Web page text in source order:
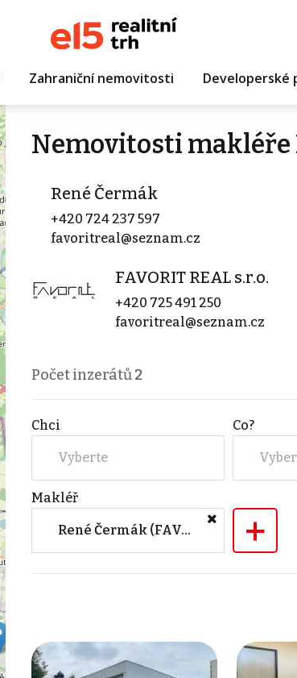
Zahraniční nemovitosti Developerské
Nemovitosti makléře
René Čermák
+420 724 237 597
favoritreal@seznam.cz
FAVORIT REAL s.r.o.
+420 725 491 250
favoritreal@seznam.cz
Počet inzerátů2
Chci
Vyberte
Co?
Makléř
René Čermák (FAVORIT REAL s.r.o.) +